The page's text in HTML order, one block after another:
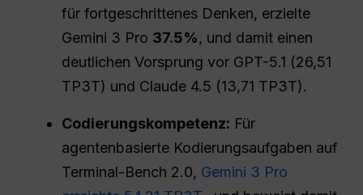
für fortgeschrittenes Denken, erzielte
Gemini 3 Pro 37.5%, und damit einen
deutlichen Vorsprung vor GPT-5.1 (26,51
TP3T) und Claude 4.5 (13,71 TP3T).
Codierungskompetenz: Für
agentenbasierte Kodierungsaufgaben auf
Terminal-Bench 2.0, Gemini 3 Pro